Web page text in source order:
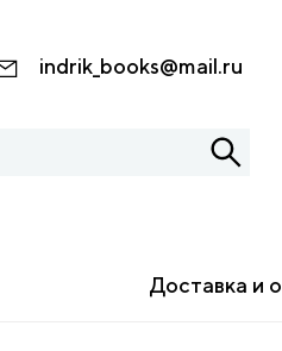
indrik_books@mail.ru
Доставка и